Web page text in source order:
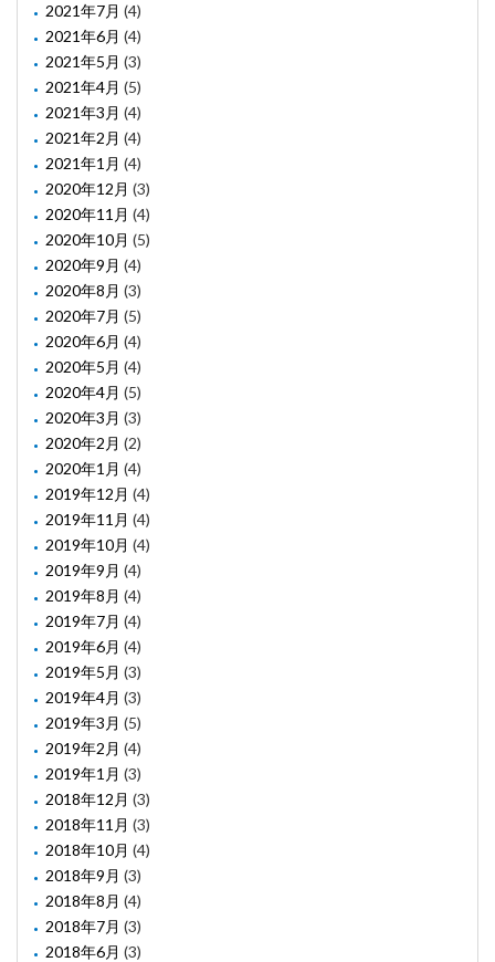
2021年7月 (4)
2021年6月 (4)
2021年5月 (3)
2021年4月 (5)
2021年3月 (4)
2021年2月 (4)
2021年1月 (4)
2020年12月 (3)
2020年11月 (4)
2020年10月 (5)
2020年9月 (4)
2020年8月 (3)
2020年7月 (5)
2020年6月 (4)
2020年5月 (4)
2020年4月 (5)
2020年3月 (3)
2020年2月 (2)
2020年1月 (4)
2019年12月 (4)
2019年11月 (4)
2019年10月 (4)
2019年9月 (4)
2019年8月 (4)
2019年7月 (4)
2019年6月 (4)
2019年5月 (3)
2019年4月 (3)
2019年3月 (5)
2019年2月 (4)
2019年1月 (3)
2018年12月 (3)
2018年11月 (3)
2018年10月 (4)
2018年9月 (3)
2018年8月 (4)
2018年7月 (3)
2018年6月 (3)